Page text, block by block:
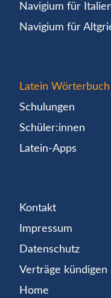
Navigium für
Navigium für
Latein Wörterbuch
Schulungen
Schüler:innen
Latein-Apps
Kontakt
Impressum
Datenschutz
Verträge kündigen
Home